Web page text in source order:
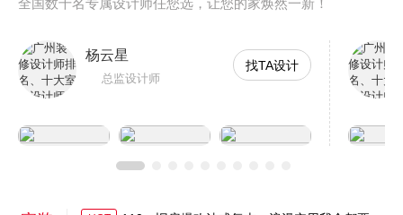
全国数千名专属设计师任您选，让您的家焕然一新！
杨云星
总监设计师
找TA设计